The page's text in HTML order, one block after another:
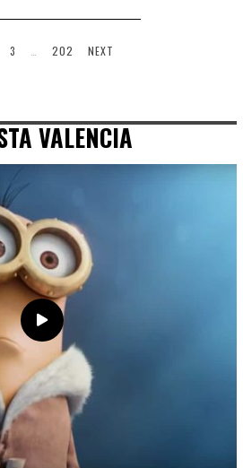
3 202 NEXT
VALENCIA